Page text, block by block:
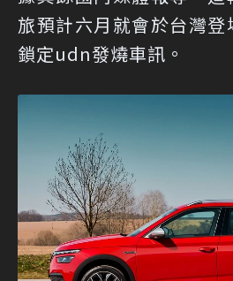
旅預計六月就會於台灣
鎖定udn發燒車訊。